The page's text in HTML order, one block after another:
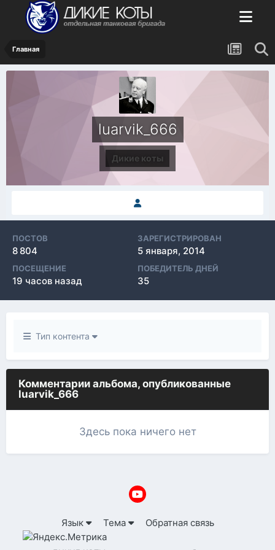
Главная
luarvik_666
Дикие коты
ПОСТОВ
8 804
ЗАРЕГИСТРИРОВАН
5 января, 2014
ПОСЕЩЕНИЕ
19 часов назад
ПОБЕДИТЕЛЬ ДНЕЙ
35
Тип контента
Комментарии альбома, опубликованные
luarvik_666
Здесь пока ничего нет
Язык Тема Обратная связь